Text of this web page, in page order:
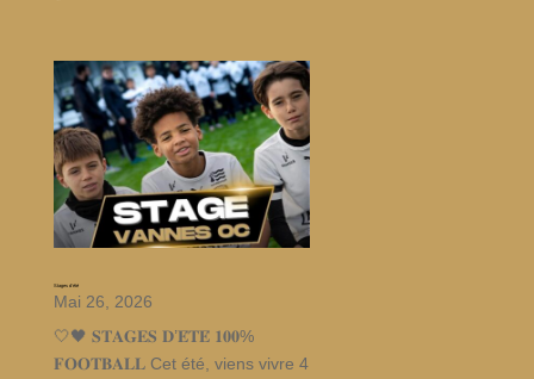
Stages d’été
Mai 26, 2026
🤍🖤 𝐒𝐓𝐀𝐆𝐄𝐒 𝐃’𝐄́𝐓𝐄́ 𝟏𝟎𝟎%
𝐅𝐎𝐎𝐓𝐁𝐀𝐋𝐋 Cet été, viens vivre 4